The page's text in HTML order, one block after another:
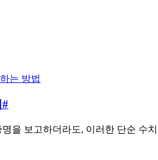
는 방법
#
을 보고하더라도, 이러한 단순 수